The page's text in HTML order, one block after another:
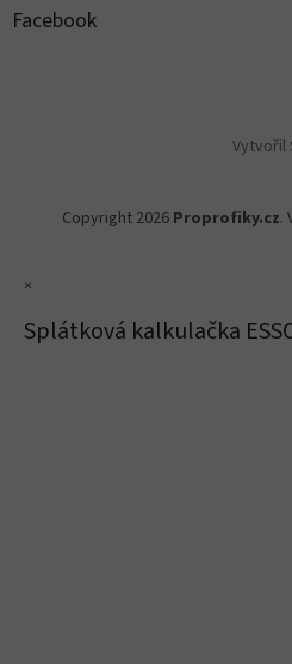
Facebook
Vytvořil
Copyright 2026 Proprofiky.cz.
×
Splátková kalkulačka